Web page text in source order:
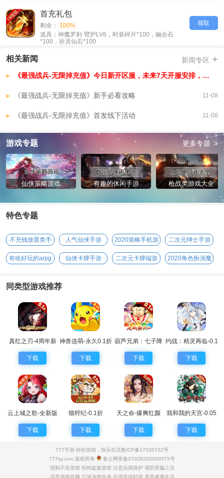
领取
首充礼包
剩余：
100%
道具：神魔罗刹·臂护LV6，时装碎片*100，融合石
*100，祈灵仙石*100
相关新闻 新闻专区 +
《最强战兵-无限掉充值》今日新开区服，未来7天开服安排，已开区服
《最强战兵-无限掉充值》新手必看攻略 11-08
《最强战兵-无限掉充值》首发线下活动 11-08
游戏专题 更多专题 >
仙侠策略游戏 有趣的休闲手游 枪战类游戏大全
特色专题
不充钱放置类手
游
人气仙侠手游
2020策略手机游
戏
二次元绅士手游
有啥好玩的arpg
仙侠卡牌手游 二次元卡牌端游
2020角色扮演魔
同类型游戏推荐
真红之刃-4周年新
版本0.1折
下载
神兽连萌-永久0.1折
下载
葫芦兄弟：七子降
妖-0.1永久折扣
下载
约战：精灵再临-0.1
折怀旧版
下载
云上城之歌-全新版
本
下载
猫狩纪-0.1折
下载
天之命-爆爽红颜
0.05折
下载
我和我的天宫-0.05
折仙兽伴行
下载
777手游-轻松游戏，快乐生活鲁ICP备17030722号
777sy.com 版权所有
鲁公网安备37028202000575号
抵制不良游戏 拒绝盗版游戏 注意自我保护 谨防受骗上当
适度游戏益脑 沉迷游戏伤身 合理安排时间 享受健康生活